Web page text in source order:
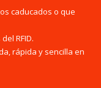
caducados o que
RFID.
rápida y sencilla en